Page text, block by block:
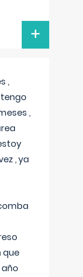
+
,
,
, ya
que